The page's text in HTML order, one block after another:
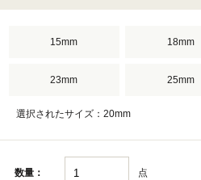
15mm 18mm
23mm 25mm
選択されたサイズ：20mm
数量： 点